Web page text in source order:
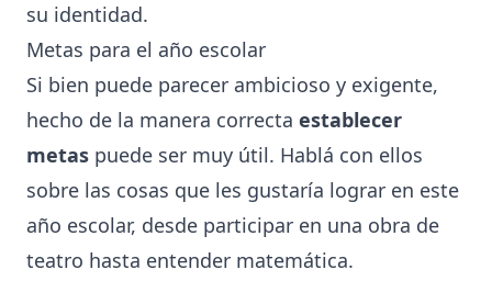
su identidad.
Metas para el año escolar
Si bien puede parecer ambicioso y exigente,
hecho de la manera correcta establecer
metas puede ser muy útil. Hablá con ellos
sobre las cosas que les gustaría lograr en este
año escolar, desde participar en una obra de
teatro hasta entender matemática.